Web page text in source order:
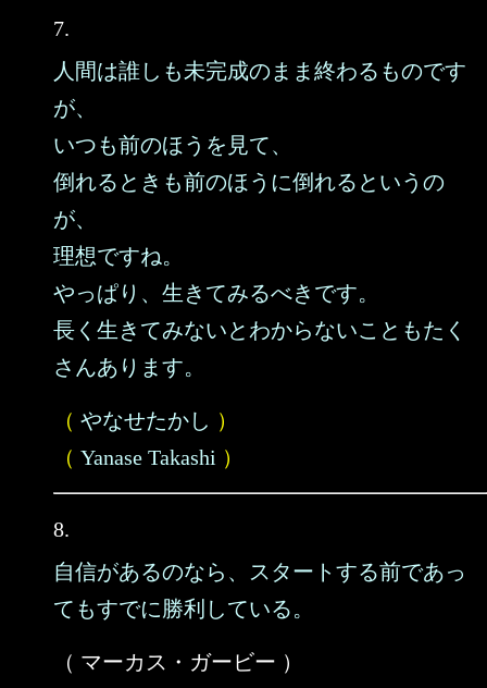
7.
人間は誰しも未完成のまま終わるものです
が、
いつも前のほうを見て、
倒れるときも前のほうに倒れるというの
が、
理想ですね。
やっぱり、生きてみるべきです。
長く生きてみないとわからないこともたく
さんあります。
（ やなせたかし ）
（ Yanase Takashi ）
8.
自信があるのなら、スタートする前であっ
てもすでに勝利している。
（ マーカス・ガービー ）